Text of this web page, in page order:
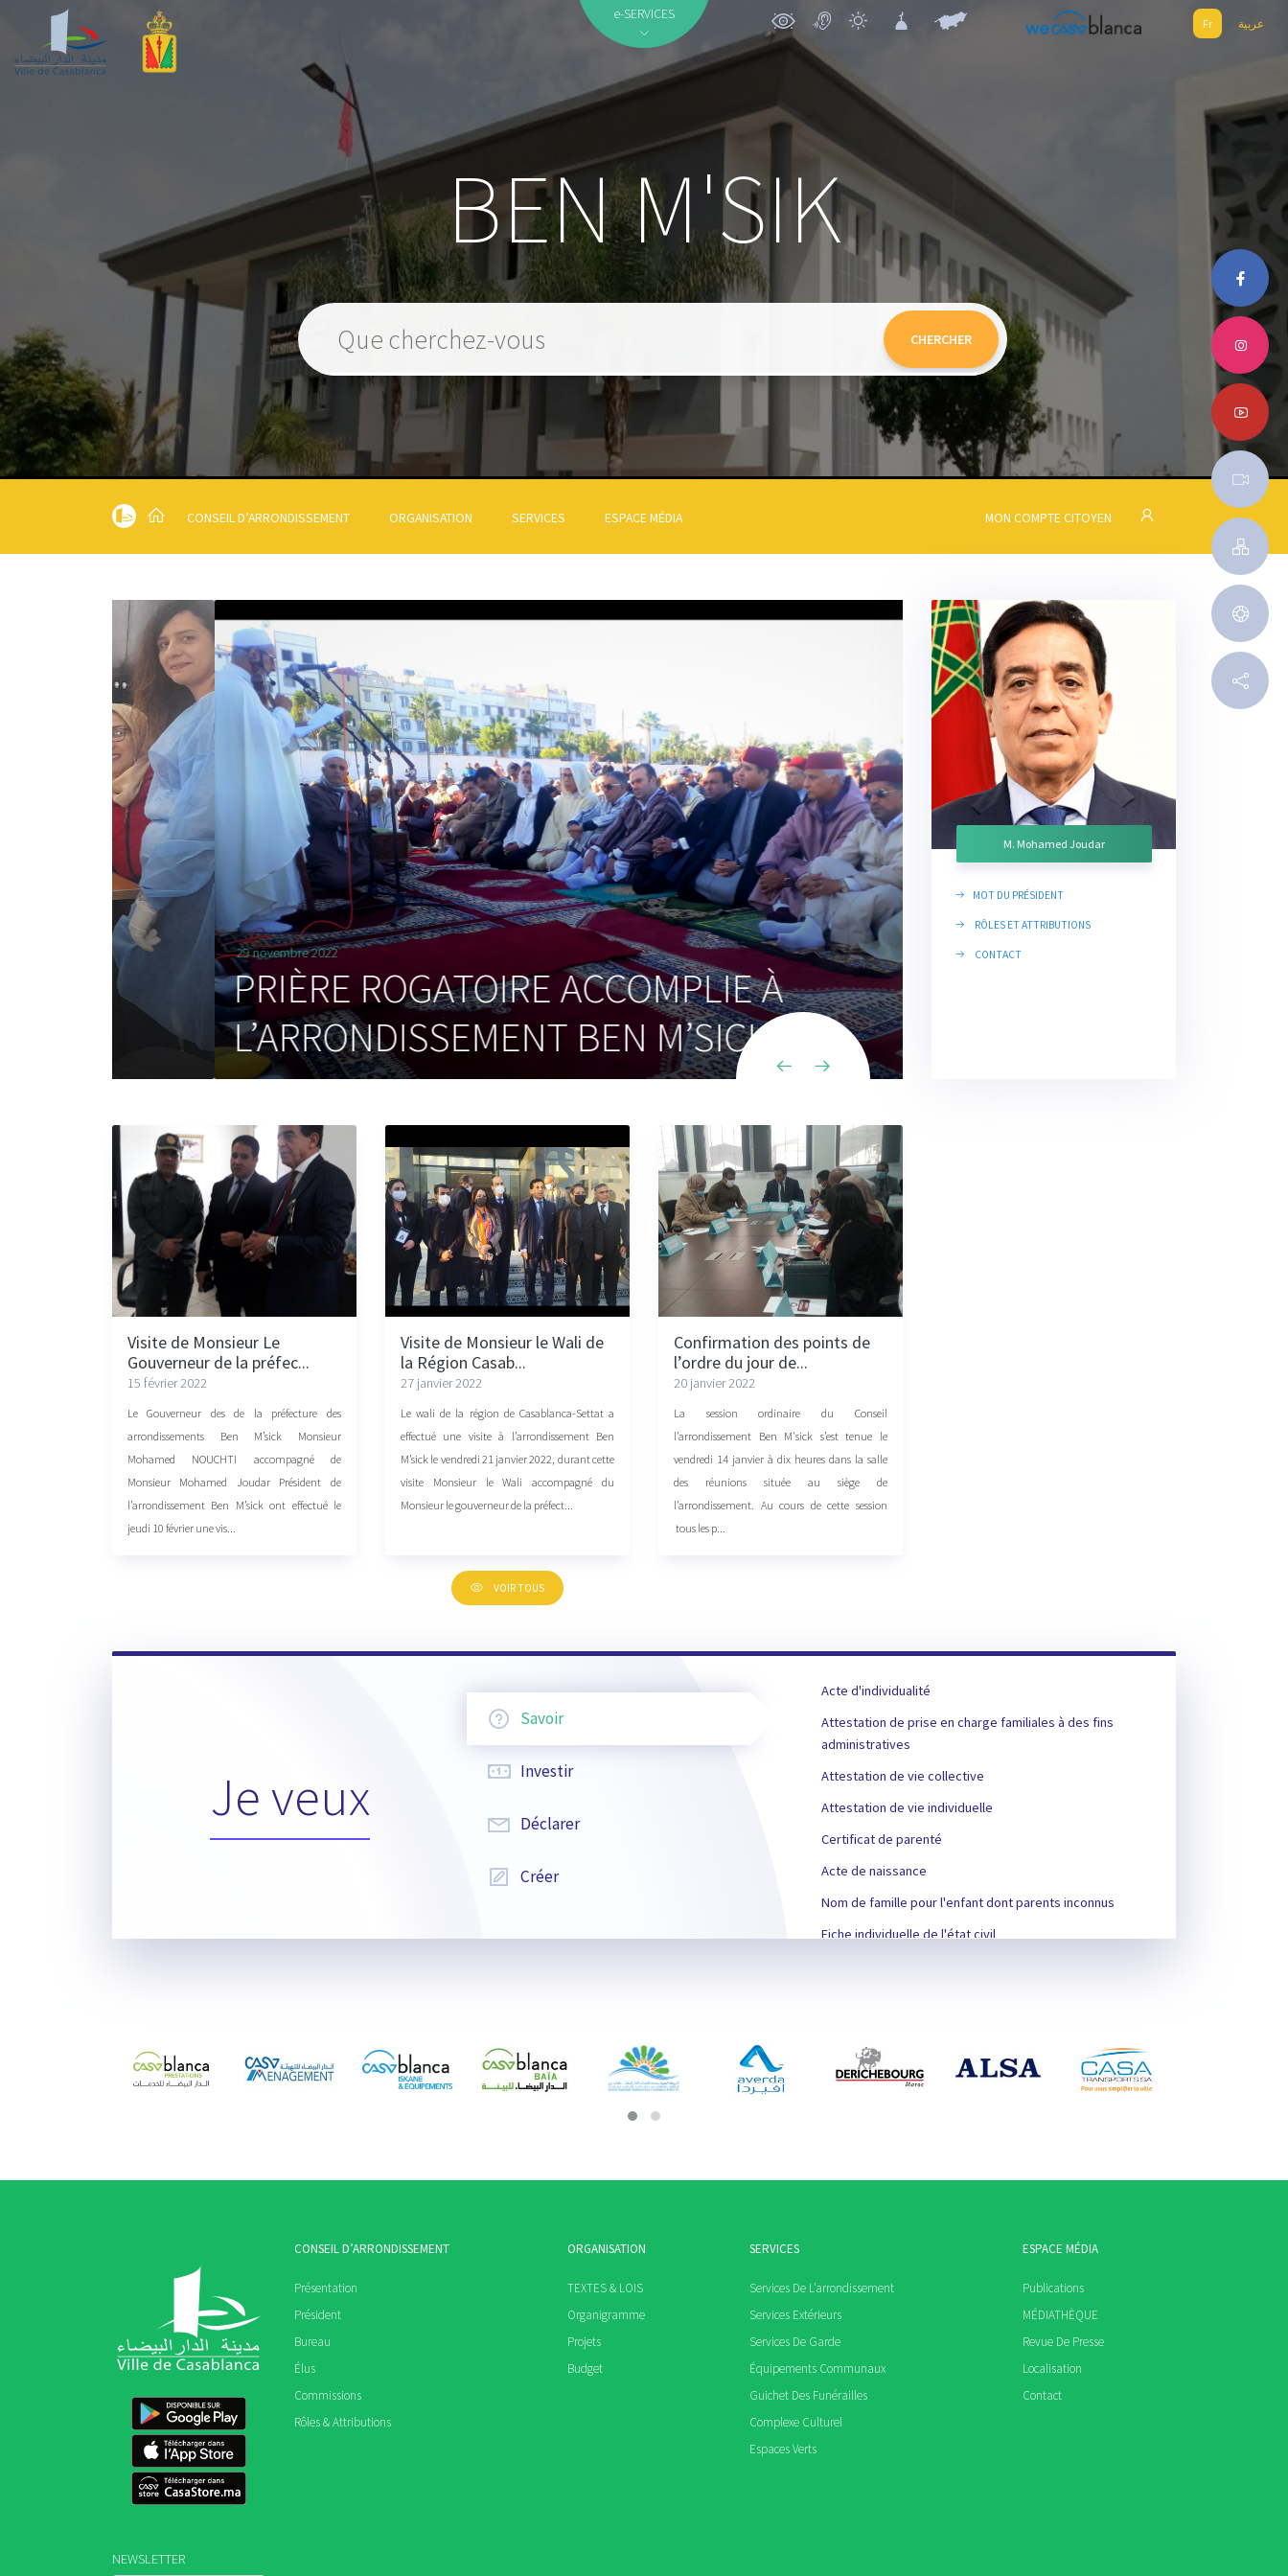
e-SERVICES
Fr عربية
BEN M'SIK
CHERCHER
Veuillez insérer un mot clé...
CONSEIL D’ARRONDISSEMENT ORGANISATION SERVICES ESPACE MÉDIA MON COMPTE CITOYEN
29 novembre 2022
PRIÈRE ROGATOIRE ACCOMPLIE À
L’ARRONDISSEMENT BEN M’SICK
M. Mohamed Joudar
MOT DU PRÉSIDENT
RÔLES ET ATTRIBUTIONS
CONTACT
Visite de Monsieur Le
Gouverneur de la préfec...
15 février 2022
Le Gouverneur des de la préfecture des
arrondissements Ben M’sick Monsieur
Mohamed NOUCHTI accompagné de
Monsieur Mohamed Joudar Président de
l’arrondissement Ben M’sick ont effectué le
jeudi 10 février une vis...
Visite de Monsieur le Wali de
la Région Casab...
27 janvier 2022
Le wali de la région de Casablanca-Settat a
effectué une visite à l’arrondissement Ben
M’sick le vendredi 21 janvier 2022, durant cette
visite Monsieur le Wali accompagné du
Monsieur le gouverneur de la préfect...
Confirmation des points de
l’ordre du jour de...
20 janvier 2022
La session ordinaire du Conseil
l’arrondissement Ben M'sick s’est tenue le
vendredi 14 janvier à dix heures dans la salle
des réunions située au siège de
l’arrondissement. Au cours de cette session
tous les p...
VOIR TOUS
Je veux
Savoir
Investir
Déclarer
Créer
Acte d'individualité
Attestation de prise en charge familiales à des fins
administratives
Attestation de vie collective
Attestation de vie individuelle
Certificat de parenté
Acte de naissance
Nom de famille pour l'enfant dont parents inconnus
Fiche individuelle de l'état civil
Certificat du célibat
NEWSLETTER
CONSEIL D’ARRONDISSEMENT
Présentation
Président
Bureau
Élus
Commissions
Rôles & Attributions
ORGANISATION
TEXTES & LOIS
Organigramme
Projets
Budget
SERVICES
Services De L’arrondissement
Services Extérieurs
Services De Garde
Équipements Communaux
Guichet Des Funérailles
Complexe Culturel
Espaces Verts
ESPACE MÉDIA
Publications
MÉDIATHÈQUE
Revue De Presse
Localisation
Contact